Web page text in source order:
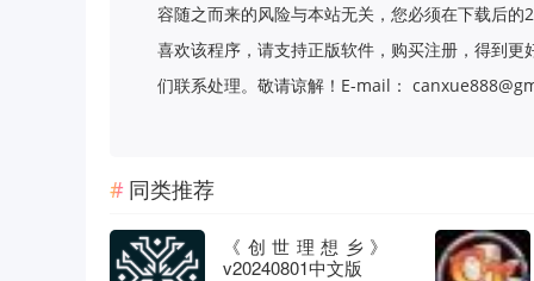
容随之而来的风险与本站无关，您必须在下载后
喜欢该程序，请支持正版软件，购买注册，得到
们联系处理。敬请谅解！E-mail：
同类推荐
《创世理想乡》
v20240801中文版